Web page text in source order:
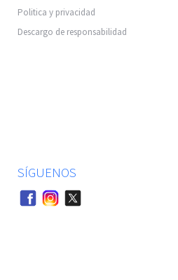
Politica y privacidad
Descargo de responsabilidad
SÍGUENOS